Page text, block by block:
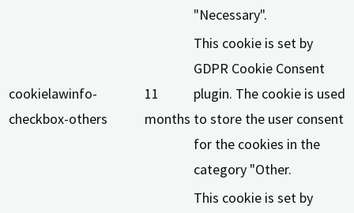
"Necessary".
cookielawinfo-
checkbox-others
11
months
This cookie is set by
GDPR Cookie Consent
plugin. The cookie is used
to store the user consent
for the cookies in the
category "Other.
This cookie is set by